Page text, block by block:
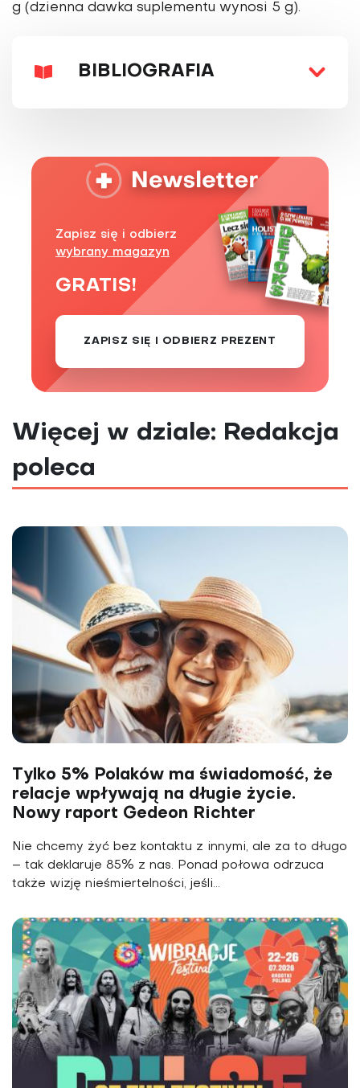
g (dzienna dawka suplementu wynosi 5 g).
BIBLIOGRAFIA
Zapisz się i odbierz
wybrany magazyn
GRATIS!
ZAPISZ SIĘ I ODBIERZ PREZENT
Więcej w dziale: Redakcja
poleca
Tylko 5% Polaków ma świadomość, że
relacje wpływają na długie życie.
Nowy raport Gedeon Richter
Nie chcemy żyć bez kontaktu z innymi, ale za to długo
– tak deklaruje 85% z nas. Ponad połowa odrzuca
także wizję nieśmiertelności, jeśli...